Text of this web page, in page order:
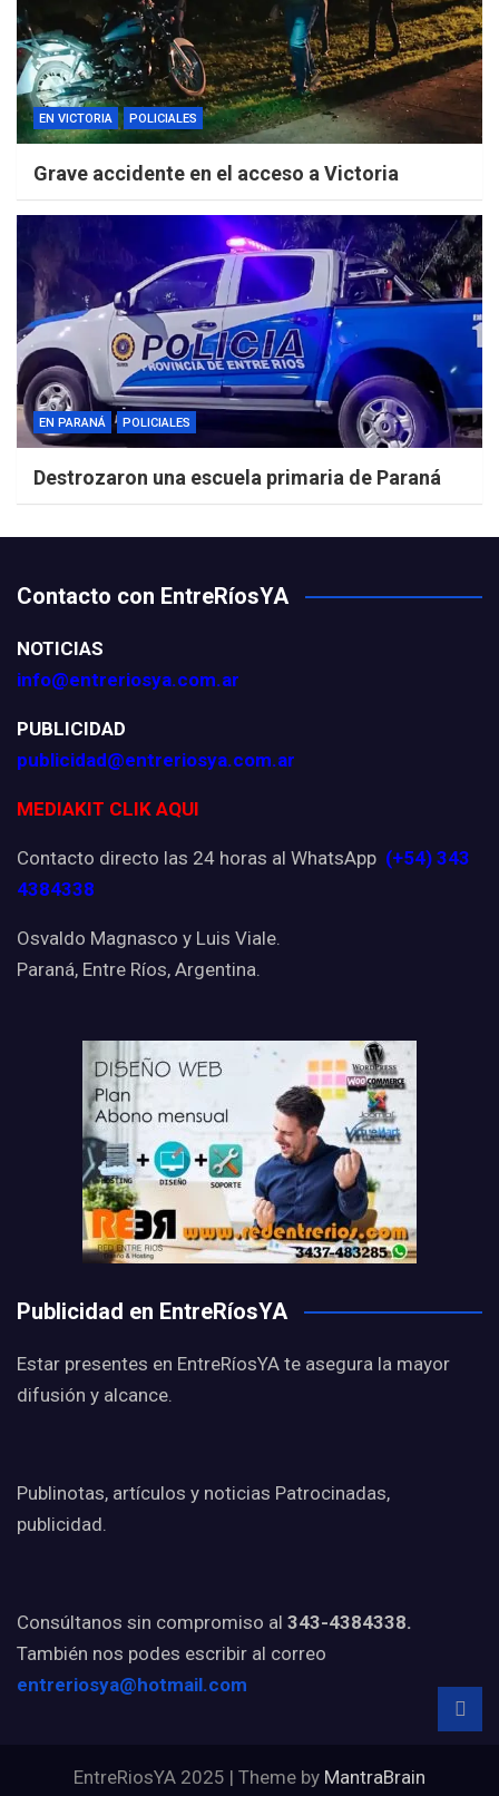
EN VICTORIA POLICIALES
Grave accidente en el acceso a Victoria
EN PARANÁ POLICIALES
Destrozaron una escuela primaria de Paraná
Contacto con EntreRíosYA
NOTICIAS
info@entreriosya.com.ar
PUBLICIDAD
publicidad@entreriosya.com.ar
MEDIAKIT CLIK AQUI
Contacto directo las 24 horas al WhatsApp (+54) 343
4384338
Osvaldo Magnasco y Luis Viale.
Paraná, Entre Ríos, Argentina.
Publicidad en EntreRíosYA
Estar presentes en EntreRíosYA te asegura la mayor
difusión y alcance.
Publinotas, artículos y noticias Patrocinadas,
publicidad.
Consúltanos sin compromiso al 343-4384338.
También nos podes escribir al correo
entreriosya@hotmail.com
EntreRiosYA 2025 | Theme by MantraBrain